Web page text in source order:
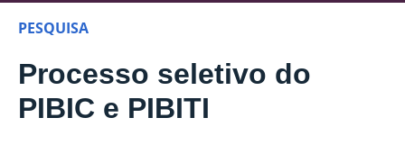
PESQUISA
Processo seletivo do
PIBIC e PIBITI